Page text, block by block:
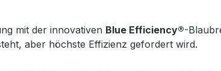
mit der innovativen Blue Efficiency®-
aber höchste Effizienz gefordert wird.